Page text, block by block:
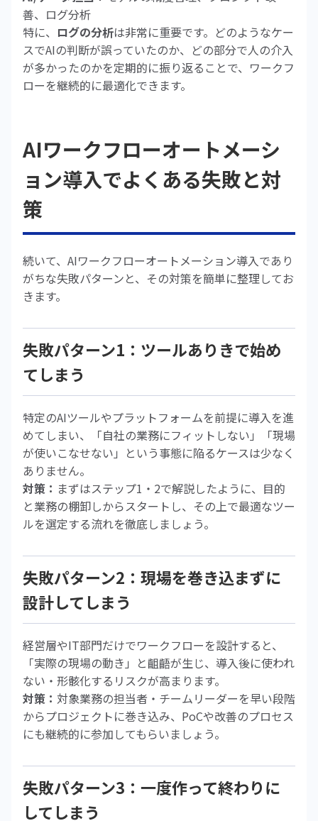
善、ログ分析
特に、 ログの分析は非常に重要です。どのようなケー
スでAIの判断が誤っていたのか、どの部分で人の介入
が多かったのかを定期的に振り返ることで、ワークフ
ローを継続的に最適化できます。
AIワークフローオートメーシ
ョン導入でよくある失敗と対
策
続いて、AIワークフローオートメーション導入であり
がちな失敗パターンと、その対策を簡単に整理してお
きます。
失敗パターン1：ツールありきで始め
てしまう
特定のAIツールやプラットフォームを前提に導入を進
めてしまい、「自社の業務にフィットしない」「現場
が使いこなせない」という事態に陥るケースは少なく
ありません。
対策： まずはステップ1・2で解説したように、目的
と業務の棚卸しからスタートし、その上で最適なツー
ルを選定する流れを徹底しましょう。
失敗パターン2：現場を巻き込まずに
設計してしまう
経営層やIT部門だけでワークフローを設計すると、
「実際の現場の動き」と齟齬が生じ、導入後に使われ
ない・形骸化するリスクが高まります。
対策： 対象業務の担当者・チームリーダーを早い段階
からプロジェクトに巻き込み、PoCや改善のプロセス
にも継続的に参加してもらいましょう。
失敗パターン3：一度作って終わりに
してしまう